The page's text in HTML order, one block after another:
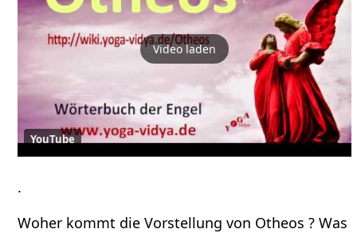
Video laden
YouTube
.
Woher kommt die Vorstellung von Otheos ? Was